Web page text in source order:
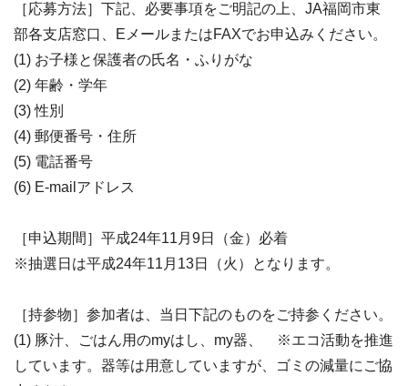
［応募方法］下記、必要事項をご明記の上、JA福岡市東
部各支店窓口、EメールまたはFAXでお申込みください。
(1) お子様と保護者の氏名・ふりがな
(2) 年齢・学年
(3) 性別
(4) 郵便番号・住所
(5) 電話番号
(6) E-mailアドレス
［申込期間］平成24年11月9日（金）必着
※抽選日は平成24年11月13日（火）となります。
［持参物］参加者は、当日下記のものをご持参ください。
(1) 豚汁、ごはん用のmyはし、my器、 ※エコ活動を推進
しています。器等は用意していますが、ゴミの減量にご協